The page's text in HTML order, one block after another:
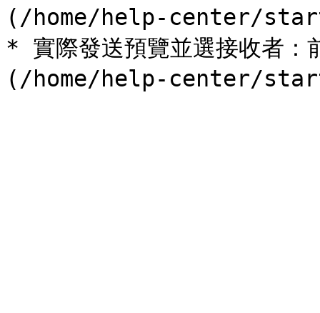
(/home/help-center/
* 實際發送預覽並選接收者